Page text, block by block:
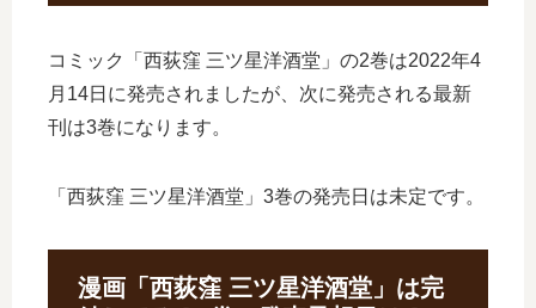
コミック「西荻窪 三ツ星洋酒堂」の2巻は2022年4
月14日に発売されましたが、次に発売される最新
刊は3巻になります。
「西荻窪 三ツ星洋酒堂」3巻の発売日は未定です。
漫画「西荻窪 三ツ星洋酒堂」は完